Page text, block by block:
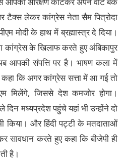
टैक्स लेकर कांग्रेस नेता सैम पित्रोदा
मोदी के हाथ में ब्रह्मास्त्र दे दिया।
कांग्रेस के खिलाफ करते हुए अंबिकापुर
आपकी संपत्ति पर है। भाषण कला में
कहा कि अगर कांग्रेस सत्ता में आ गई तो
मिलेंगे, जिससे देश कमजोर होगा।
दिन मध्यप्रदेश पहुंचे यहां भी उन्होंने दो
किया। और हिंदी पट्टी के मतदाताओं
करते हुए कहा कि बीजेपी ही
है।